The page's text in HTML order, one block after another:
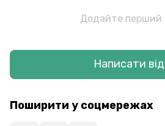
Додайте перший
Написати
Поширити у соцмережах